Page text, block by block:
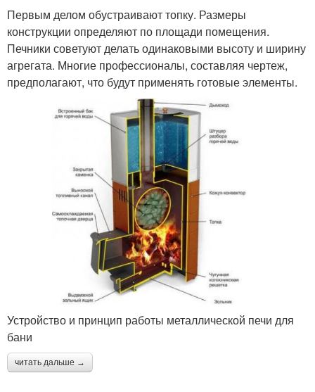
Первым делом обустраивают топку. Размеры
конструкции определяют по площади помещения.
Печники советуют делать одинаковыми высоту и ширину
агрегата. Многие профессионалы, составляя чертеж,
предполагают, что будут применять готовые элементы.
Устройство и принцип работы металлической печи для
бани
читать дальше →